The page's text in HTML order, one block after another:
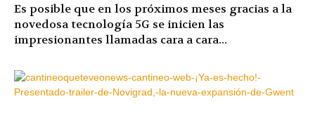
Es posible que en los próximos meses gracias a la
novedosa tecnología 5G se inicien las
impresionantes llamadas cara a cara...